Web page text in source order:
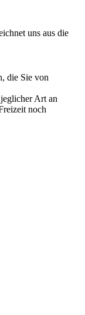
uns aus die
die Sie von
Art an
noch